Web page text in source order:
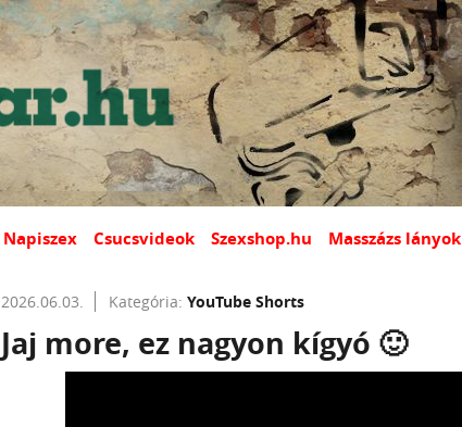
Napiszex Csucsvideok Szexshop.hu Masszázs lányok
2026.06.03. Kategória: YouTube Shorts
Jaj more, ez nagyon kígyó 🙂